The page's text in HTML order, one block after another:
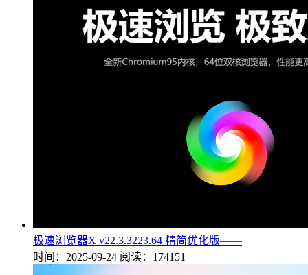
极速浏览器X v22.3.3223.64 精简优化版——
时间：2025-09-24 阅读：174151